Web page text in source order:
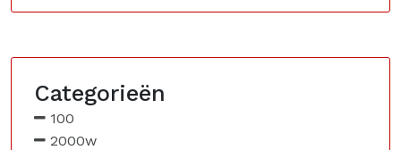
Categorieën
100
2000w